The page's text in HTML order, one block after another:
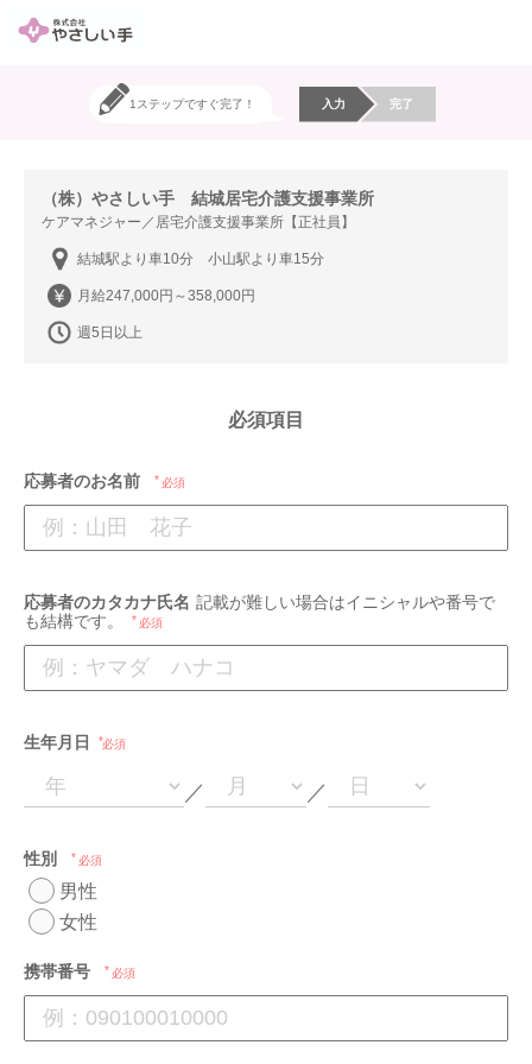
1ステップですぐ完了！ 入力 完了
（株）やさしい手 結城居宅介護支援事業所
ケアマネジャー／居宅介護支援事業所【正社員】
結城駅より車10分 小山駅より車15分
月給247,000円～358,000円
週5日以上
必須項目
応募者のお名前 必須
応募者のカタカナ氏名 記載が難しい場合はイニシャルや番号で
も結構です。
必須
生年月日 必須
／ ／
性別 必須
男性
女性
携帯番号 必須